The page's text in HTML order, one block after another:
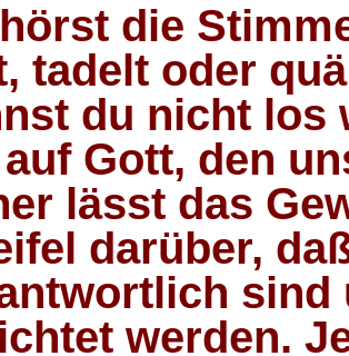
die
tadelt oder
du nicht los
Gott, den
lässt das
darüber,
sind
werden.